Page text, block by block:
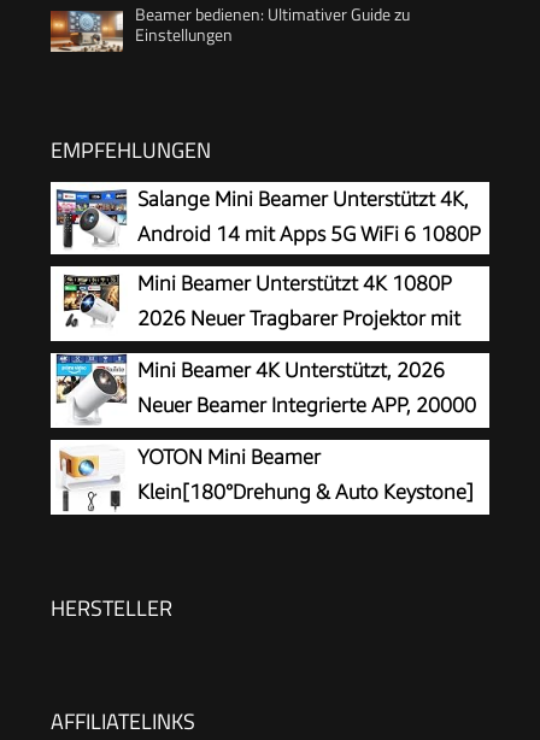
Beamer bedienen: Ultimativer Guide zu
Einstellungen
EMPFEHLUNGEN
Salange Mini Beamer Unterstützt 4K,
Android 14 mit Apps 5G WiFi 6 1080P
Mini Beamer Unterstützt 4K 1080P
2026 Neuer Tragbarer Projektor mit
5G WiFi 6 und BT 5.4, Beamer Klein
Projektor mit Automatische Trapezialkorrektur
180 ° Drehung für HDMI/Tv Stick/USB/Laptop,
Weiß
Mini Beamer 4K Unterstützt, 2026
Neuer Beamer Integrierte APP, 20000
Lumens mit Android 14, Automatische
Trapezkorrektur, WiFi 6 und Bluetooth 5.4, 180°
Dreh Projektor Tragbar Heimkino
YOTON Mini Beamer
Klein[180°Drehung & Auto Keystone]
Beamer für Heimkino Schlafzimmer Kompatibel
HERSTELLER
AFFILIATELINKS